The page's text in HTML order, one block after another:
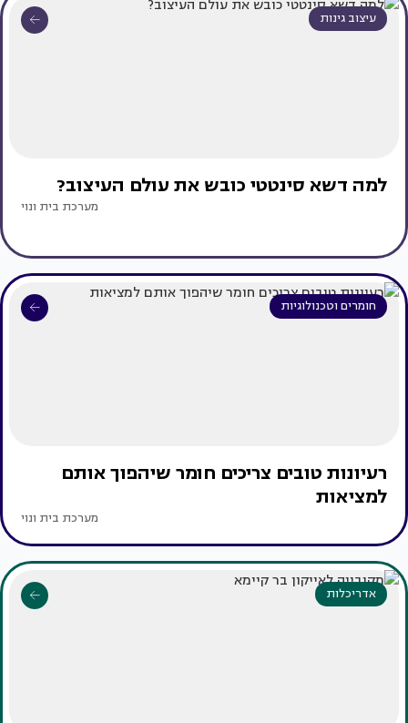
עיצוב גינות
למה דשא סינטטי כובש את עולם העיצוב?
מערכת בית ונוי
חומרים וטכנולוגיות
רעיונות טובים צריכים חומר שיהפוך אותם
למציאות
מערכת בית ונוי
אדריכלות